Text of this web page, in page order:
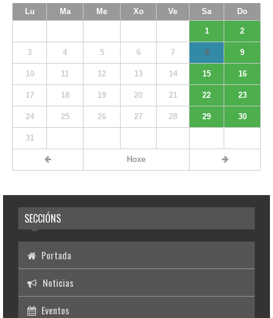
Lu Ma Me Xo Ve Sa Do
1 2
3 4 5 6 7 8 9
10 11 12 13 14 15 16
17 18 19 20 21 22 23
24 25 26 27 28 29 30
31
Hoxe
SECCIÓNS
Portada
Noticias
Eventos